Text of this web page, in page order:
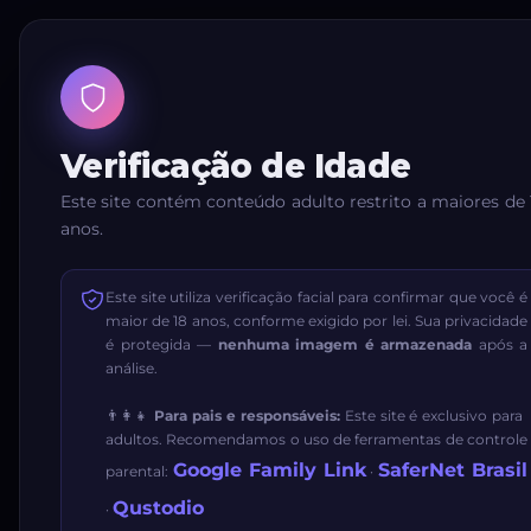
Verificação de Idade
Este site contém conteúdo adulto restrito a maiores de
anos.
Este site utiliza verificação facial para confirmar que você é
maior de 18 anos, conforme exigido por lei. Sua privacidade
é protegida — nenhuma imagem é armazenada após a
análise.
👨‍👩‍👧 Para pais e responsáveis:Este site é exclusivo para
adultos. Recomendamos o uso de ferramentas de controle
parental: Google Family Link·SaferNet Brasil
· Qustodio